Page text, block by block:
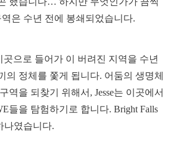
은 수년 전에 봉쇄되었습니다.
곳으로 들어가 이 버려진 지역을 수년
의 정체를 쫓게 됩니다. 어둠의 생명체
역을 되찾기 위해서, Jesse는 이곳에서
들을 탐험하기로 합니다. Bright Falls
나였습니다.